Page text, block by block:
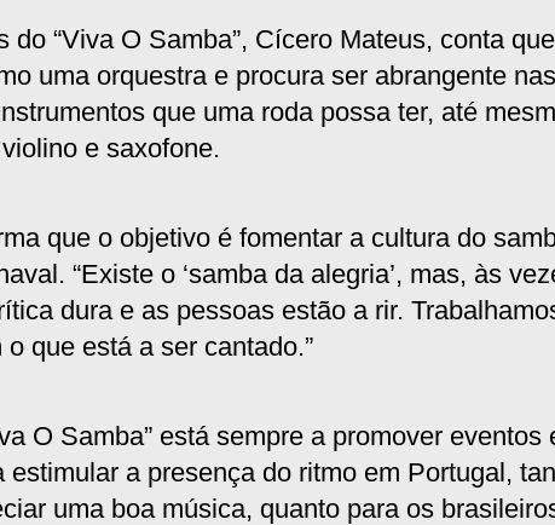
do “Viva O Samba”, Cícero Mateus, conta
uma orquestra e procura ser abrangente
que uma roda possa ter, até
e saxofone.
que o objetivo é fomentar a cultura do
“Existe o ‘samba da alegria’, mas, às
dura e as pessoas estão a rir.
que está a ser cantado.”
O Samba” está sempre a promover eventos
estimular a presença do ritmo em Portugal,
uma boa música, quanto para os